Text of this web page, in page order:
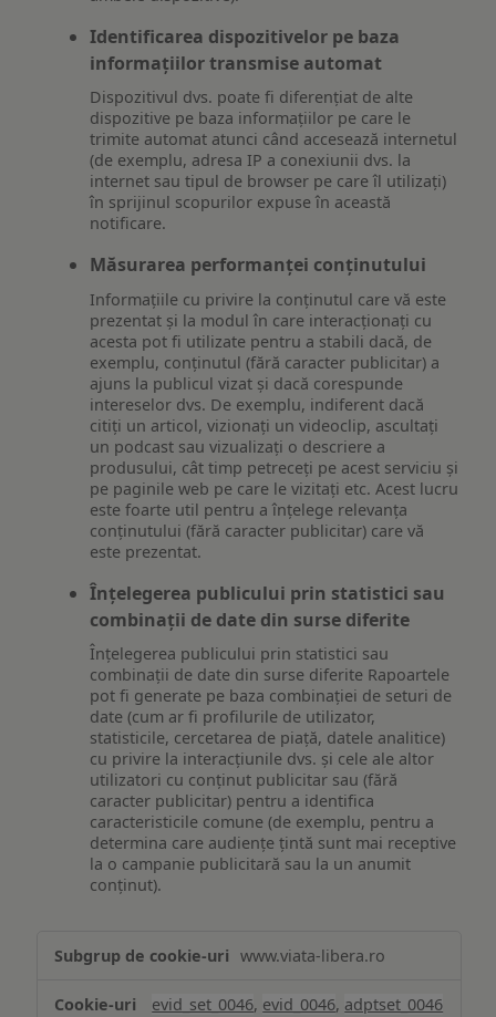
Identificarea dispozitivelor pe baza
informațiilor transmise automat
Dispozitivul dvs. poate fi diferențiat de alte
dispozitive pe baza informațiilor pe care le
trimite automat atunci când accesează internetul
(de exemplu, adresa IP a conexiunii dvs. la
internet sau tipul de browser pe care îl utilizați)
în sprijinul scopurilor expuse în această
notificare.
Măsurarea performanței conținutului
Informațiile cu privire la conținutul care vă este
prezentat și la modul în care interacționați cu
acesta pot fi utilizate pentru a stabili dacă, de
exemplu, conținutul (fără caracter publicitar) a
ajuns la publicul vizat și dacă corespunde
intereselor dvs. De exemplu, indiferent dacă
citiți un articol, vizionați un videoclip, ascultați
un podcast sau vizualizați o descriere a
produsului, cât timp petreceți pe acest serviciu și
pe paginile web pe care le vizitați etc. Acest lucru
este foarte util pentru a înțelege relevanța
conținutului (fără caracter publicitar) care vă
este prezentat.
Înțelegerea publicului prin statistici sau
combinații de date din surse diferite
Înțelegerea publicului prin statistici sau
combinații de date din surse diferite Rapoartele
pot fi generate pe baza combinației de seturi de
date (cum ar fi profilurile de utilizator,
statisticile, cercetarea de piață, datele analitice)
cu privire la interacțiunile dvs. și cele ale altor
utilizatori cu conținut publicitar sau (fără
caracter publicitar) pentru a identifica
caracteristicile comune (de exemplu, pentru a
determina care audiențe țintă sunt mai receptive
la o campanie publicitară sau la un anumit
conținut).
Măsurare
analiză
www.viata-libera.ro
evid_set_0046, evid_0046, adptset_0046